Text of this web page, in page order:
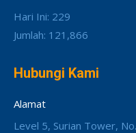
Hari Ini: 229
Jumlah: 121,866
Hubungi Kami
Alamat
Level 5, Surian Tower,